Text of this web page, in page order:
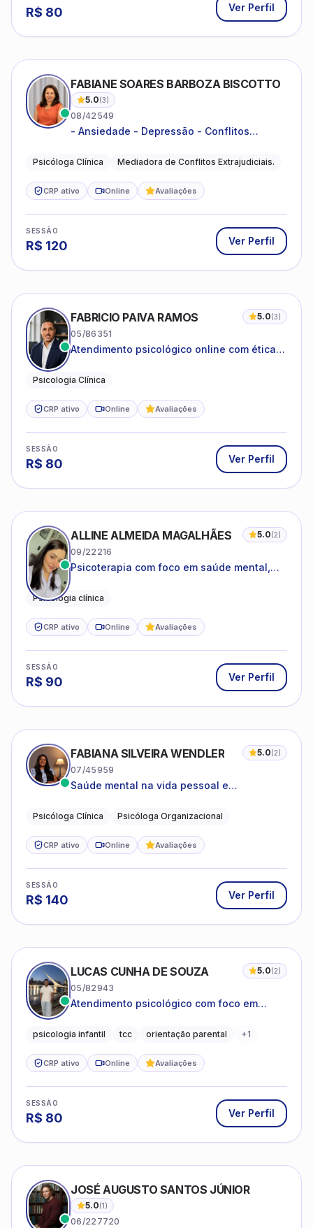
R$ 80 Ver Perfil
FABIANE SOARES BARBOZA BISCOTTO
5.0(3)
08/42549
- Ansiedade - Depressão - Conflitos
relacionamentos - Autoestima -
Psicóloga Clínica Mediadora de Conflitos Extrajudiciais.
CRP ativo Online Avaliações
SESSÃO
R$ 120 Ver Perfil
FABRICIO PAIVA RAMOS 5.0(3)
05/86351
Atendimento psicológico online com ética,
Psicologia Clínica
CRP ativo Online Avaliações
SESSÃO
R$ 80 Ver Perfil
ALLINE ALMEIDA MAGALHÃES 5.0(2)
09/22216
Psicoterapia com foco em saúde mental,
adolescentes e adultos.
Psicologia clínica
CRP ativo Online Avaliações
SESSÃO
R$ 90 Ver Perfil
FABIANA SILVEIRA WENDLER 5.0(2)
07/45959
Saúde mental na vida pessoal e
Psicóloga Clínica Psicóloga Organizacional
CRP ativo Online Avaliações
SESSÃO
R$ 140 Ver Perfil
LUCAS CUNHA DE SOUZA 5.0(2)
05/82943
Atendimento psicológico com foco em
promovendo equilíbrio emocional e
psicologia infantil tcc orientação parental +1
CRP ativo Online Avaliações
SESSÃO
R$ 80 Ver Perfil
JOSÉ AUGUSTO SANTOS JÚNIOR
5.0(1)
06/227720